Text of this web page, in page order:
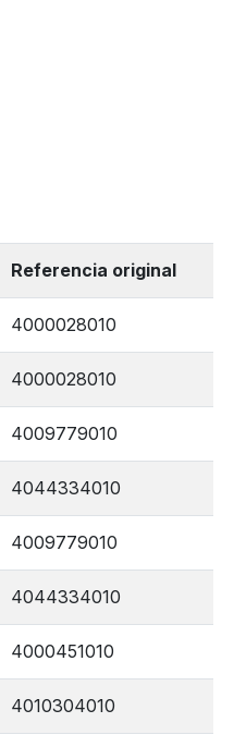
Referencia original
4000028010
4000028010
4009779010
4044334010
4009779010
4044334010
4000451010
4010304010